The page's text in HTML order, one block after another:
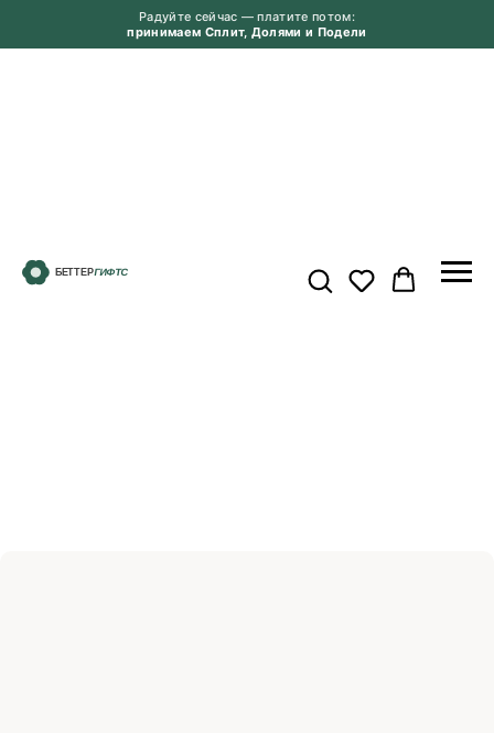
Радуйте сейчас — платите потом:
принимаем Сплит, Долями и Подели